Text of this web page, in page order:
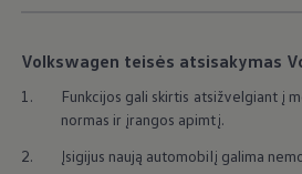
Volkswagen teisės atsisakymas
1.
Funkcijos gali skirtis atsižvelgiant į
normas ir įrangos apimtį.
2.
Įsigijus naują automobilį galima